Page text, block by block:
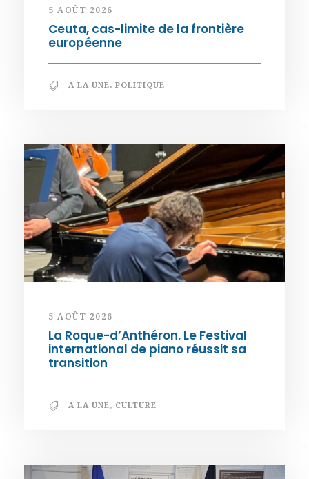
5 AOÛT 2026
Ceuta, cas-limite de la frontière
européenne
A LA UNE, POLITIQUE
5 AOÛT 2026
La Roque-d’Anthéron. Le Festival
international de piano réussit sa
transition
A LA UNE, CULTURE